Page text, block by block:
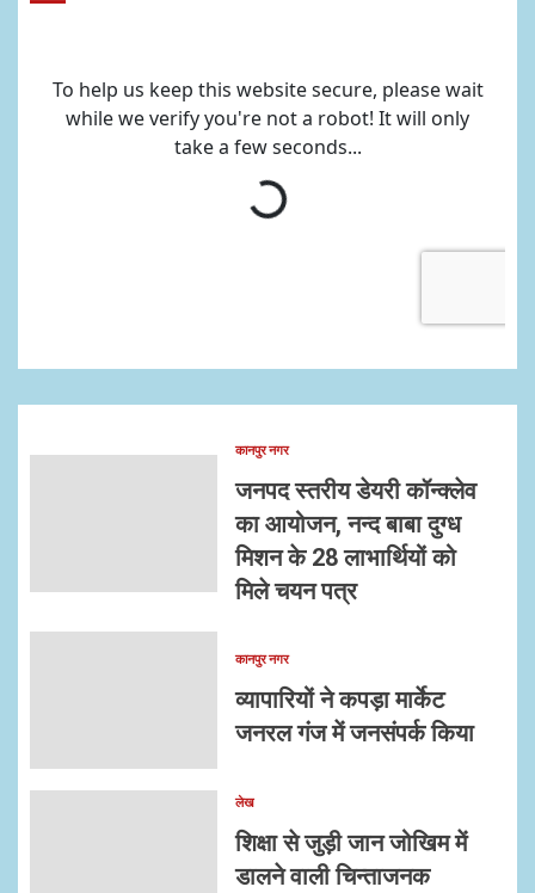
कानपुर नगर
जनपद स्तरीय डेयरी कॉन्क्लेव
का आयोजन, नन्द बाबा दुग्ध
मिशन के 28 लाभार्थियों को
मिले चयन पत्र
कानपुर नगर
व्यापारियों ने कपड़ा मार्केट
जनरल गंज में जनसंपर्क किया
लेख
शिक्षा से जुड़ी जान जोखिम में
डालने वाली चिन्ताजनक